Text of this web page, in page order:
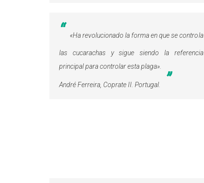
«Ha revolucionado la forma en que se controla
las cucarachas y sigue siendo la referencia
principal para controlar esta plaga»
André Ferreira, Coprate II. Portugal.